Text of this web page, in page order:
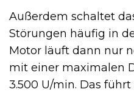
Außerdem schaltet
Störungen häufig in
Motor läuft dann nur
mit einer maximalen
3.500 U/min. Das